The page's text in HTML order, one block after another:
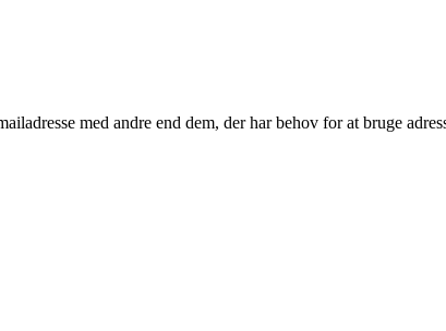
med andre end dem, der har behov for at bruge